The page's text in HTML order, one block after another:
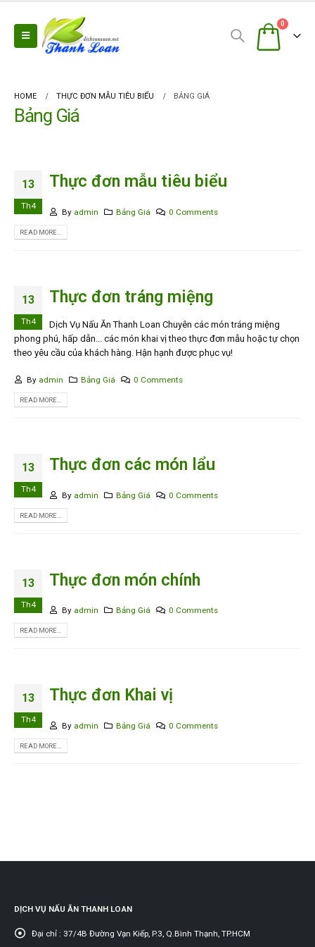
0
HOME THỰC ĐƠN MẪU TIÊU BIỂU BẢNG GIÁ
Bảng Giá
13
Th4
Thực đơn mẫu tiêu biểu
By admin Bảng Giá 0 Comments
READ MORE...
13
Th4
Thực đơn tráng miệng
Dịch Vụ Nấu Ăn Thanh Loan Chuyên các món tráng miệng
phong phú, hấp dẫn... các món khai vị theo thực đơn mẫu hoặc tự chọn
theo yêu cầu của khách hàng. Hận hạnh được phục vụ!
By admin Bảng Giá 0 Comments
READ MORE...
13
Th4
Thực đơn các món lẩu
By admin Bảng Giá 0 Comments
READ MORE...
13
Th4
Thực đơn món chính
By admin Bảng Giá 0 Comments
READ MORE...
13
Th4
Thực đơn Khai vị
By admin Bảng Giá 0 Comments
READ MORE...
DỊCH VỤ NẤU ĂN THANH LOAN
Đại chỉ : 37/4B Đường Vạn Kiếp, P.3, Q.Bình Thạnh, TP.HCM